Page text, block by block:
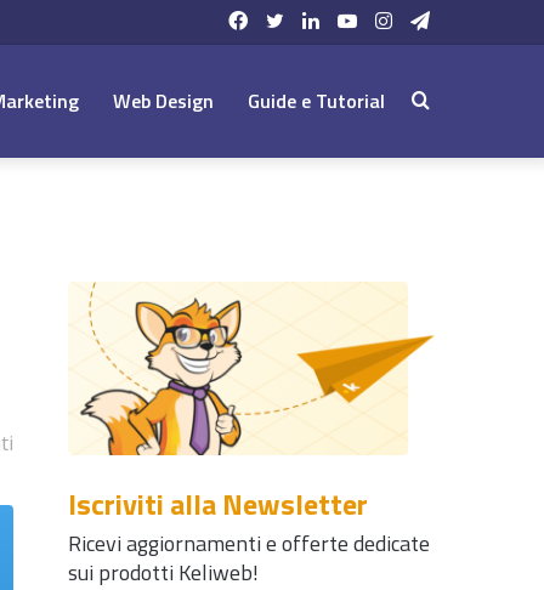
Telegram
Instagram
YouTube
LinkedIn
Twitter
Facebook
Web Design Guide e Tutorial Cerca:
Iscriviti alla Newsletter
Ricevi aggiornamenti e offerte dedicate
sui prodotti Keliweb!